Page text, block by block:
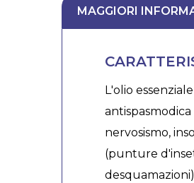
MAGGIORI
L'olio
nervosismo,
(punture